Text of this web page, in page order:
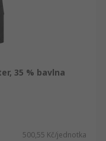
35 % bavlna
500,55 Kč/jednotka